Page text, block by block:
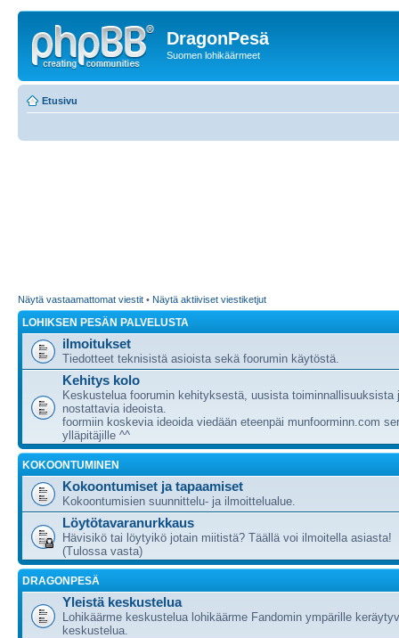
DragonPesä
Suomen lohikäärmeet
Etusivu
Näytä vastaamattomat viestit • Näytä aktiiviset viestiketjut
LOHIKSEN PESÄN PALVELUSTA
ilmoitukset
Tiedotteet teknisistä asioista sekä foorumin käytöstä.
Kehitys kolo
Keskustelua foorumin kehityksestä, uusista toiminnallisuuksista
nostattavia ideoista.
foormiin koskevia ideoida viedään eteenpäi munfoorminn.com
ylläpitäjille ^^
KOKOONTUMINEN
Kokoontumiset ja tapaamiset
Kokoontumisien suunnittelu- ja ilmoittelualue.
Löytötavaranurkkaus
Hävisikö tai löytyikö jotain miitistä? Täällä voi ilmoitella asiasta!
(Tulossa vasta)
DRAGONPESÄ
Yleistä keskustelua
Lohikäärme keskustelua lohikäärme Fandomin ympärille
keskustelua.